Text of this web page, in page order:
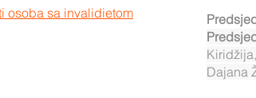
osoba sa invalidietom
Dajana